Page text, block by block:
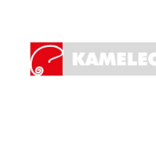
content